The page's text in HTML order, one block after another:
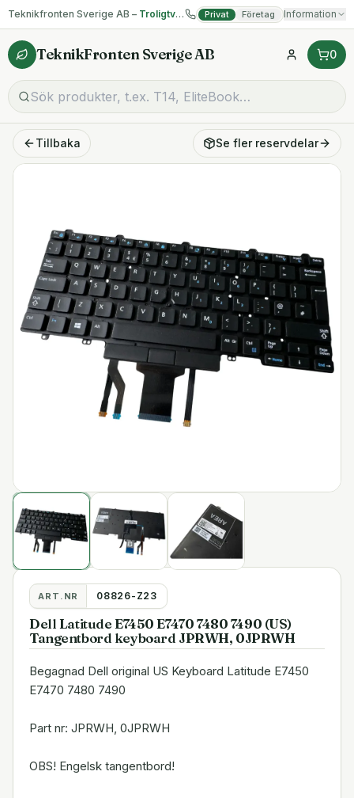
Teknikfronten Sverige AB – Troligtvis billigast på begagnad IT! Privat Företag Information
TeknikFronten Sverige AB 0
Tillbaka Se fler reservdelar
ART.NR 08826-Z23
Dell Latitude E7450 E7470 7480 7490 (US)
Tangentbord keyboard JPRWH, 0JPRWH
Begagnad Dell original US Keyboard Latitude E7450
E7470 7480 7490
Part nr: JPRWH, 0JPRWH
OBS! Engelsk tangentbord!